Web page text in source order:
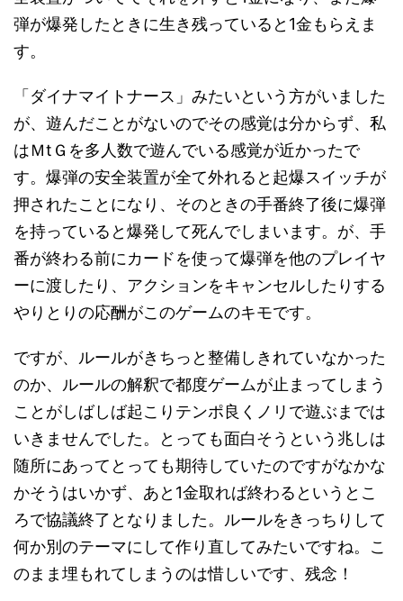
弾が爆発したときに生き残っていると1金もらえま
す。
「ダイナマイトナース」みたいという方がいました
が、遊んだことがないのでその感覚は分からず、私
はＭtＧを多人数で遊んでいる感覚が近かったで
す。爆弾の安全装置が全て外れると起爆スイッチが
押されたことになり、そのときの手番終了後に爆弾
を持っていると爆発して死んでしまいます。が、手
番が終わる前にカードを使って爆弾を他のプレイヤ
ーに渡したり、アクションをキャンセルしたりする
やりとりの応酬がこのゲームのキモです。
ですが、ルールがきちっと整備しきれていなかった
のか、ルールの解釈で都度ゲームが止まってしまう
ことがしばしば起こりテンポ良くノリで遊ぶまでは
いきませんでした。とっても面白そうという兆しは
随所にあってとっても期待していたのですがなかな
かそうはいかず、あと1金取れば終わるというとこ
ろで協議終了となりました。ルールをきっちりして
何か別のテーマにして作り直してみたいですね。こ
のまま埋もれてしまうのは惜しいです、残念！